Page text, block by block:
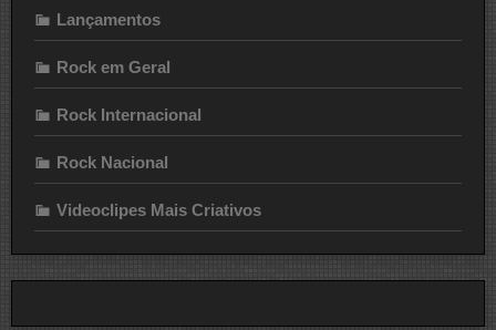
Lançamentos
Rock em Geral
Rock Internacional
Rock Nacional
Videoclipes Mais Criativos